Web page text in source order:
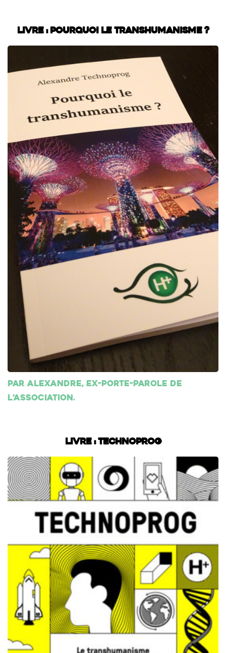
Livre : Pourquoi le transhumanisme ?
Par Alexandre, ex-porte-parole de
l’association.
Livre : Technoprog